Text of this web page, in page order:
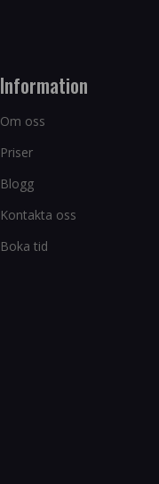
Information
Om oss
Priser
Blogg
Kontakta oss
Boka tid